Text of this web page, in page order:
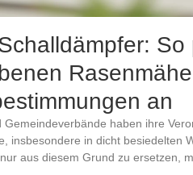
an
haben ihre
insbesondere in dicht besiedelten
aus diesem Grund zu ersetzen,